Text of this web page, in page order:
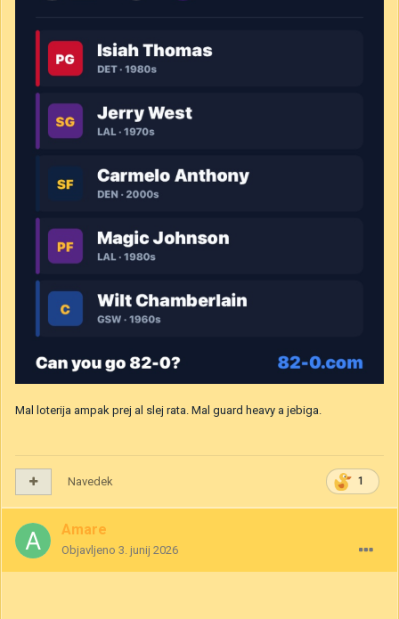
Mal loterija ampak prej al slej rata. Mal guard heavy a jebiga.
1
Navedek
Amare
Objavljeno 3. junij 2026